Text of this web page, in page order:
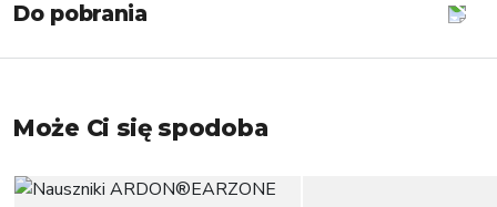
Do pobrania
Może Ci się spodoba